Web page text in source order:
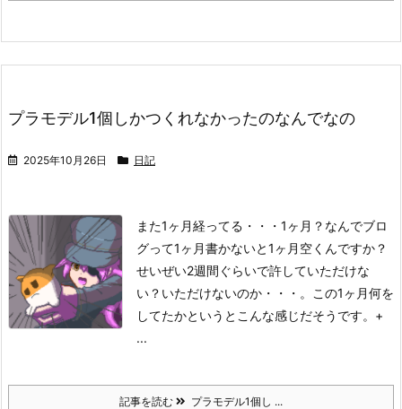
プラモデル1個しかつくれなかったのなんでなの
2025年10月26日 日記
また1ヶ月経ってる・・・1ヶ月？なんでブロ
グって1ヶ月書かないと1ヶ月空くんですか？
せいぜい2週間ぐらいで許していただけな
い？いただけないのか・・・。
この1ヶ月何を
してたかというとこんな感じだそうです。 +
...
記事を読む プラモデル1個し ...